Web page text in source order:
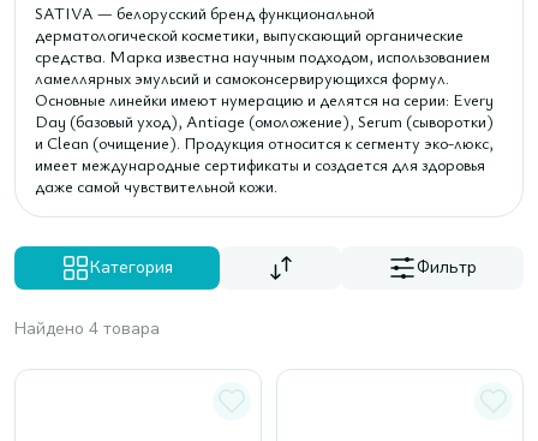
SATIVA — белорусский бренд функциональной
дерматологической косметики, выпускающий органические
средства. Марка известна научным подходом, использованием
ламеллярных эмульсий и самоконсервирующихся формул.
Основные линейки имеют нумерацию и делятся на серии: Every
Day (базовый уход), Antiage (омоложение), Serum (сыворотки)
и Clean (очищение). Продукция относится к сегменту эко-люкс,
имеет международные сертификаты и создается для здоровья
даже самой чувствительной кожи.
Категория Фильтр
Найдено 4 товара